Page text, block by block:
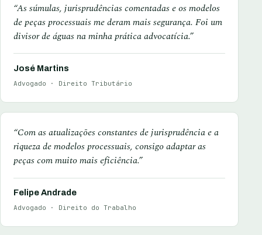
“As súmulas, jurisprudências comentadas e os modelos
de peças processuais me deram mais segurança. Foi um
divisor de águas na minha prática advocatícia.”
José Martins
Advogado · Direito Tributário
“Com as atualizações constantes de jurisprudência e a
riqueza de modelos processuais, consigo adaptar as
peças com muito mais eficiência.”
Felipe Andrade
Advogado · Direito do Trabalho